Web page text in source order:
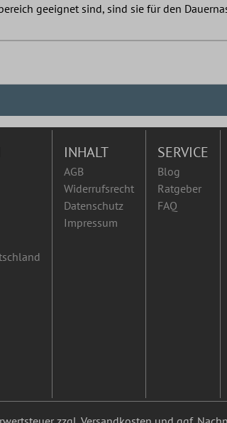
geeignet sind, sind sie für den
INHALT
AGB
Widerrufsrecht
Datenschutz
Impressum
SERVICE
Blog
Ratgeber
FAQ